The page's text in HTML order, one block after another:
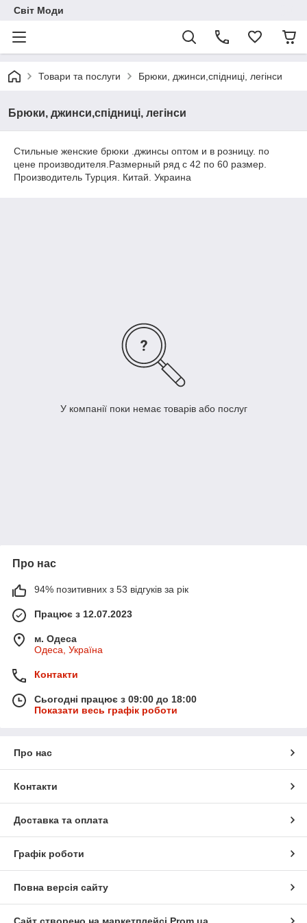
Світ Моди
Товари та послуги Брюки, джинси,спідниці, легінси
Брюки, джинси,спідниці, легінси
Стильные женские брюки .джинсы оптом и в розницу. по
цене производителя.Размерный ряд с 42 по 60 размер.
Производитель Турция. Китай. Украина
У компанії поки немає товарів або послуг
Про нас
94% позитивних з 53 відгуків за рік
Працює з 12.07.2023
м. Одеса
Одеса, Україна
Контакти
Сьогодні працює з 09:00 до 18:00
Показати весь графік роботи
Про нас
Контакти
Доставка та оплата
Графік роботи
Повна версія сайту